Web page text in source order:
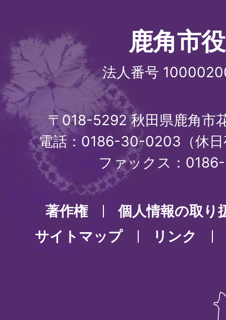
鹿角市
法人番号
〒018-5292 秋田県鹿角市
電話：0186-30-0203（休
ファックス：
著作権
個人情報の取り
サイトマップ
リンク